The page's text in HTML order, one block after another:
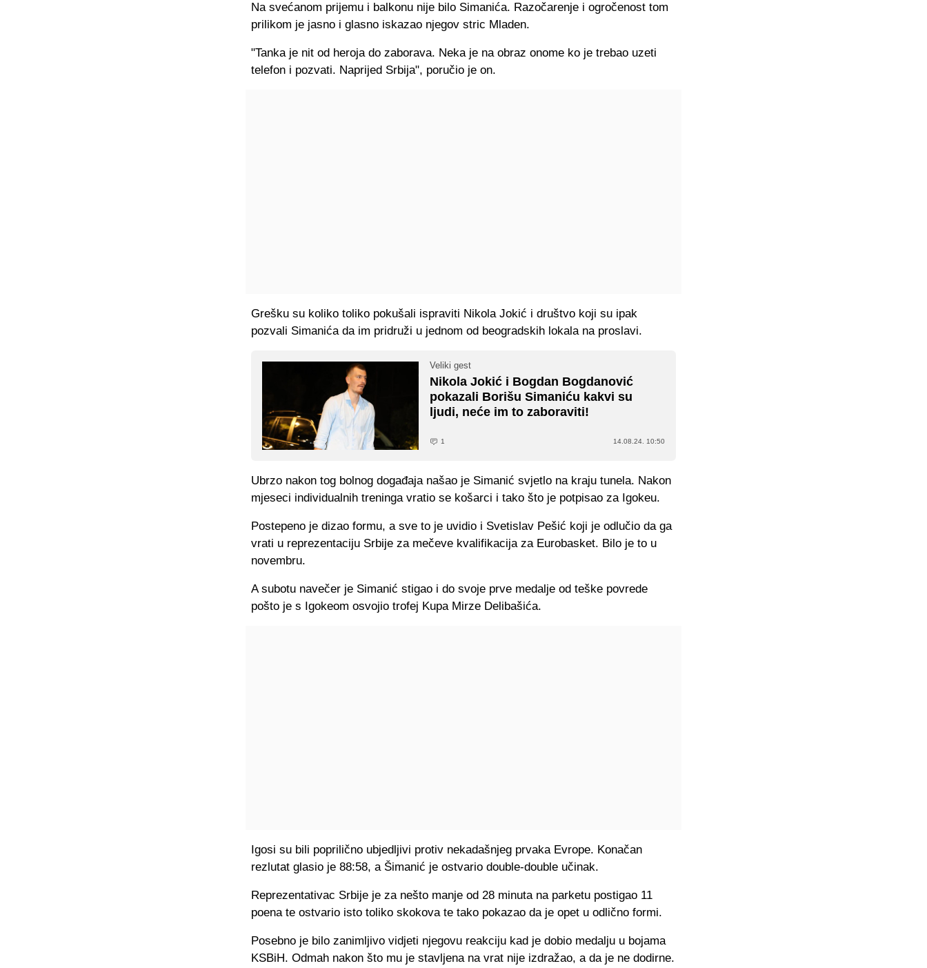
Na svećanom prijemu i balkonu nije bilo Simanića. Razočarenje i ogročenost tom
prilikom je jasno i glasno iskazao njegov stric Mladen.
"Tanka je nit od heroja do zaborava. Neka je na obraz onome ko je trebao uzeti
telefon i pozvati. Naprijed Srbija", poručio je on.
Grešku su koliko toliko pokušali ispraviti Nikola Jokić i društvo koji su ipak
pozvali Simanića da im pridruži u jednom od beogradskih lokala na proslavi.
Veliki gest
Nikola Jokić i Bogdan Bogdanović
pokazali Borišu Simaniću kakvi su
ljudi, neće im to zaboraviti!
1 14.08.24. 10:50
Ubrzo nakon tog bolnog događaja našao je Simanić svjetlo na kraju tunela. Nakon
mjeseci individualnih treninga vratio se košarci i tako što je potpisao za Igokeu.
Postepeno je dizao formu, a sve to je uvidio i Svetislav Pešić koji je odlučio da ga
vrati u reprezentaciju Srbije za mečeve kvalifikacija za Eurobasket. Bilo je to u
novembru.
A subotu navečer je Simanić stigao i do svoje prve medalje od teške povrede
pošto je s Igokeom osvojio trofej Kupa Mirze Delibašića.
Igosi su bili poprilično ubjedljivi protiv nekadašnjeg prvaka Evrope. Konačan
rezlutat glasio je 88:58, a Šimanić je ostvario double-double učinak.
Reprezentativac Srbije je za nešto manje od 28 minuta na parketu postigao 11
poena te ostvario isto toliko skokova te tako pokazao da je opet u odlično formi.
Posebno je bilo zanimljivo vidjeti njegovu reakciju kad je dobio medalju u bojama
KSBiH. Odmah nakon što mu je stavljena na vrat nije izdražao, a da je ne dodirne.